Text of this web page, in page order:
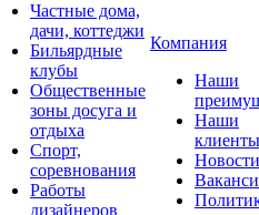
Частные дома,
дачи, коттеджи
Бильярдные
клубы
Общественные
зоны досуга и
отдыха
Спорт,
соревнования
Работы
дизайнеров
Компания
Наши
Наши
клиенты
Новости